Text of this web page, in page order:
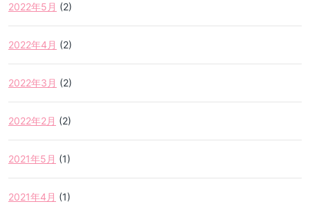
2022年5月 (2)
2022年4月 (2)
2022年3月 (2)
2022年2月 (2)
2021年5月 (1)
2021年4月 (1)